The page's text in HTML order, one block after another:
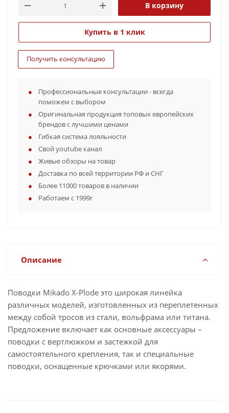
В корзину
Купить в 1 клик
Получить консультацию
Профессиональные консультации - всегда
поможем с выбором
Оригинальная продукция топовых европейских
брендов с лучшими ценами
Гибкая система лояльности
Свой youtube канал
Живые обзоры на товар
Доставка по всей территории РФ и СНГ
Более 11000 товаров в наличии
Работаем с 1999г
Описание
Поводки Mikado X-Plode это широкая линейка
различных моделей, изготовленных из переплетенных
между собой тросов из стали, вольфрама или титана.
Предложение включает как основные аксессуары –
поводки с вертлюжком и застежкой для
самостоятельного крепления, так и специальные
поводки, оснащенные крючками или якорями.